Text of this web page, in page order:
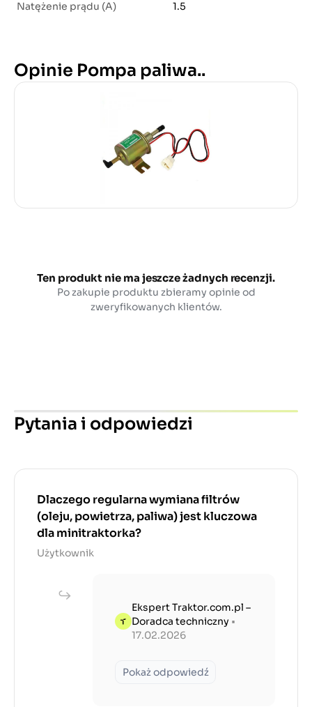
Natężenie prądu (A) 1.5
Opinie Pompa paliwa..
Ten produkt nie ma jeszcze żadnych recenzji.
Po zakupie produktu zbieramy opinie od
zweryfikowanych klientów.
Pytania i odpowiedzi
Dlaczego regularna wymiana filtrów
(oleju, powietrza, paliwa) jest kluczowa
dla minitraktorka?
Użytkownik
Ekspert Traktor.com.pl –
Doradca techniczny •
17.02.2026
Pokaż odpowiedź